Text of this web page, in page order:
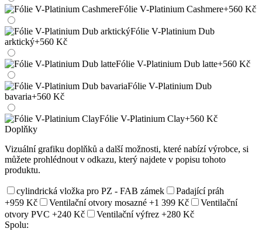
Fólie V-Platinium Cashmere+560 Kč
Fólie V-Platinium Dub
arktický+560 Kč
Fólie V-Platinium Dub latte+560 Kč
Fólie V-Platinium Dub
bavaria+560 Kč
Fólie V-Platinium Clay+560 Kč
Doplňky
Vizuální grafiku doplňků a další možnosti, které nabízí výrobce, si
můžete prohlédnout v odkazu, který najdete v popisu tohoto
produktu.
cylindrická vložka pro PZ - FAB zámek
Padající práh
+959 Kč
Ventilační otvory mosazné +1 399 Kč
Ventilační
otvory PVC +240 Kč Ventilační výfrez +280 Kč
Spolu: